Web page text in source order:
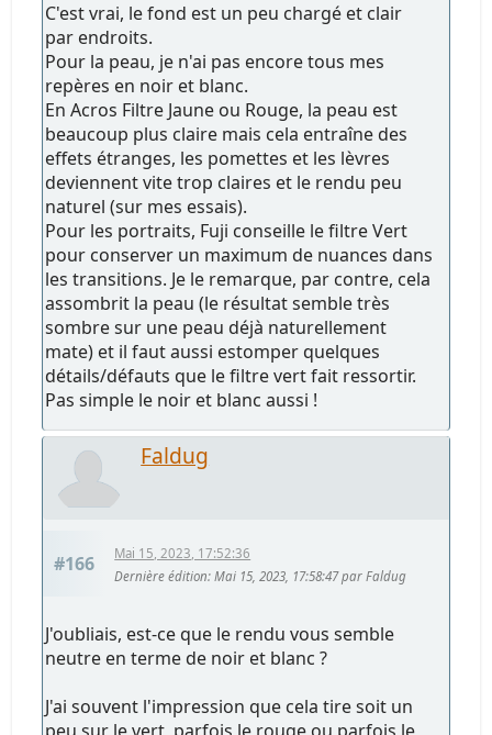
C'est vrai, le fond est un peu chargé et clair
par endroits.
Pour la peau, je n'ai pas encore tous mes
repères en noir et blanc.
En Acros Filtre Jaune ou Rouge, la peau est
beaucoup plus claire mais cela entraîne des
effets étranges, les pomettes et les lèvres
deviennent vite trop claires et le rendu peu
naturel (sur mes essais).
Pour les portraits, Fuji conseille le filtre Vert
pour conserver un maximum de nuances dans
les transitions. Je le remarque, par contre, cela
assombrit la peau (le résultat semble très
sombre sur une peau déjà naturellement
mate) et il faut aussi estomper quelques
détails/défauts que le filtre vert fait ressortir.
Pas simple le noir et blanc aussi !
Faldug
#166
Mai 15, 2023, 17:52:36
Dernière édition: Mai 15, 2023, 17:58:47 par Faldug
J'oubliais, est-ce que le rendu vous semble
neutre en terme de noir et blanc ?
J'ai souvent l'impression que cela tire soit un